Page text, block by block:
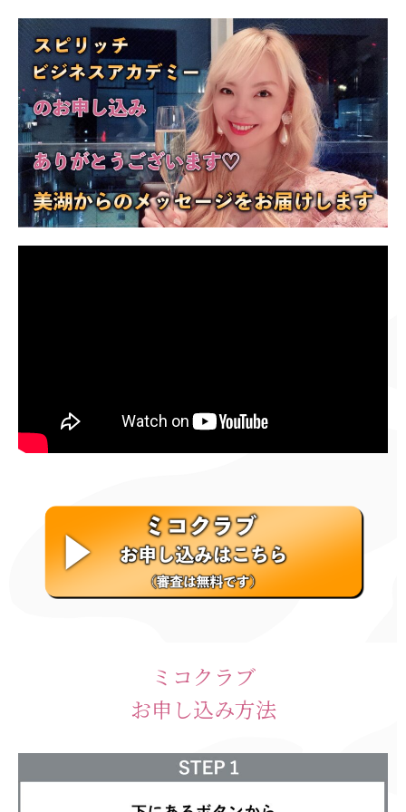
ミコクラブ
お申し込み方法